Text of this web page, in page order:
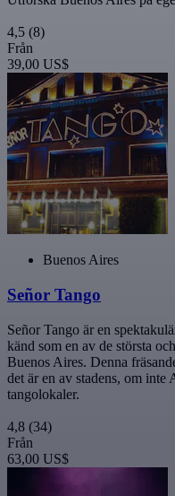
4,5 (8)
Från
39,00 US$
Buenos Aires
Señor Tango
Señor Tango är en
känd som en av de största
Buenos Aires. Denna
det är en av stadens, om inte
tangolokaler.
4,8 (34)
Från
63,00 US$